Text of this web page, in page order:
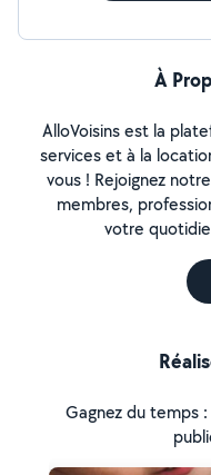
À
AlloVoisins est la
services et à la
vous ! Rejoignez
membres,
votre
Gagnez du temps